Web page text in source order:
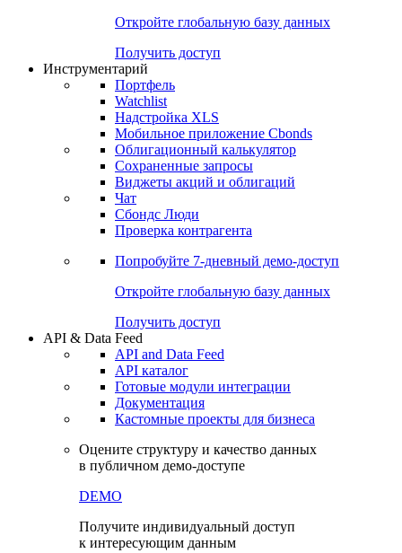
Откройте глобальную базу данных
Получить доступ
Инструментарий
Портфель
Watchlist
Надстройка XLS
Мобильное приложение Cbonds
Облигационный калькулятор
Сохраненные запросы
Виджеты акций и облигаций
Чат
Сбондс Люди
Проверка контрагента
Попробуйте 7-дневный демо-доступ
Откройте глобальную базу данных
Получить доступ
API & Data Feed
API and Data Feed
API каталог
Готовые модули интеграции
Документация
Кастомные проекты для бизнеса
Оцените структуру и качество данных
в публичном демо-доступе
DEMO
Получите индивидуальный доступ
к интересующим данным